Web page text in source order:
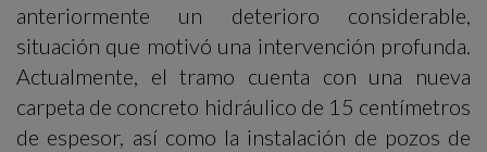
anteriormente un deterioro considerable,
situación que motivó una intervención profunda.
Actualmente, el tramo cuenta con una nueva
carpeta de concreto hidráulico de 15 centímetros
de espesor, así como la instalación de pozos de